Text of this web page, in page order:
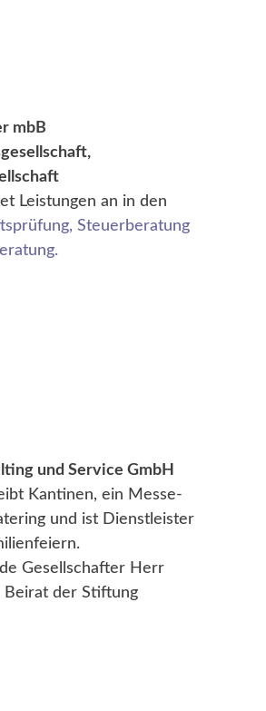
mbB
Leistungen an in den
, Steuerberatung
.
und Service GmbH
Kantinen, ein Messe-
und ist Dienstleister
Gesellschafter Herr
Beirat der Stiftung